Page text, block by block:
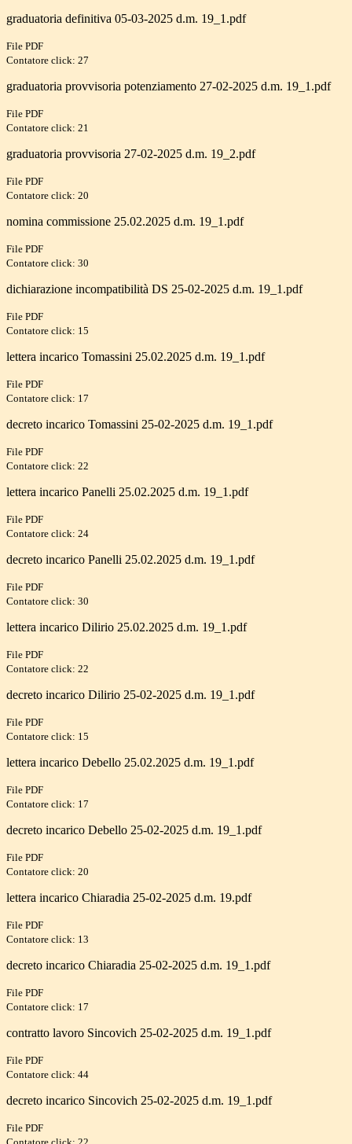
graduatoria definitiva 05-03-2025 d.m. 19_1.pdf
File PDF
Contatore click: 27
graduatoria provvisoria potenziamento 27-02-2025 d.m. 19_1.pdf
File PDF
Contatore click: 21
graduatoria provvisoria 27-02-2025 d.m. 19_2.pdf
File PDF
Contatore click: 20
nomina commissione 25.02.2025 d.m. 19_1.pdf
File PDF
Contatore click: 30
dichiarazione incompatibilità DS 25-02-2025 d.m. 19_1.pdf
File PDF
Contatore click: 15
lettera incarico Tomassini 25.02.2025 d.m. 19_1.pdf
File PDF
Contatore click: 17
decreto incarico Tomassini 25-02-2025 d.m. 19_1.pdf
File PDF
Contatore click: 22
lettera incarico Panelli 25.02.2025 d.m. 19_1.pdf
File PDF
Contatore click: 24
decreto incarico Panelli 25.02.2025 d.m. 19_1.pdf
File PDF
Contatore click: 30
lettera incarico Dilirio 25.02.2025 d.m. 19_1.pdf
File PDF
Contatore click: 22
decreto incarico Dilirio 25-02-2025 d.m. 19_1.pdf
File PDF
Contatore click: 15
lettera incarico Debello 25.02.2025 d.m. 19_1.pdf
File PDF
Contatore click: 17
decreto incarico Debello 25-02-2025 d.m. 19_1.pdf
File PDF
Contatore click: 20
lettera incarico Chiaradia 25-02-2025 d.m. 19.pdf
File PDF
Contatore click: 13
decreto incarico Chiaradia 25-02-2025 d.m. 19_1.pdf
File PDF
Contatore click: 17
contratto lavoro Sincovich 25-02-2025 d.m. 19_1.pdf
File PDF
Contatore click: 44
decreto incarico Sincovich 25-02-2025 d.m. 19_1.pdf
File PDF